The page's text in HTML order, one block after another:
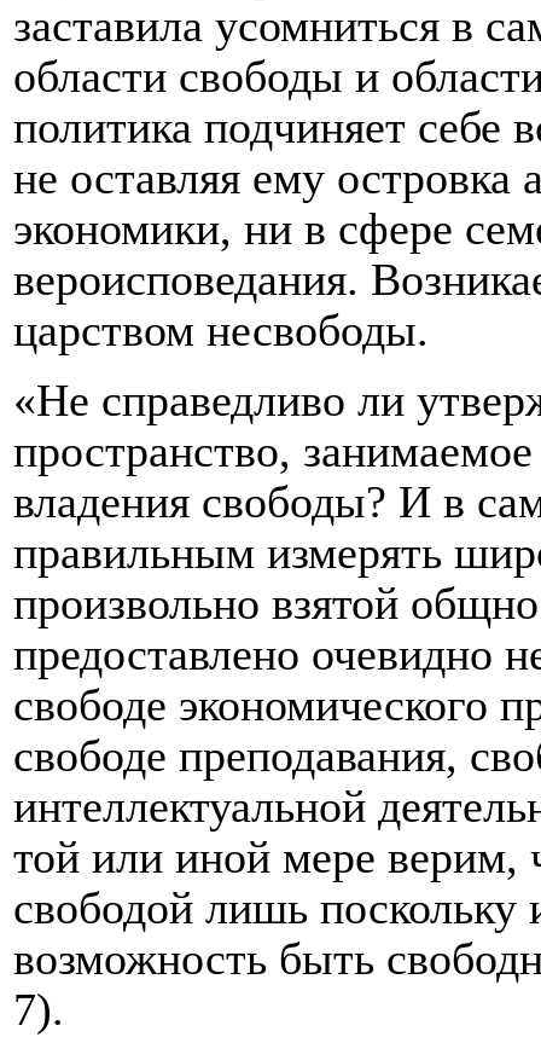
заставила усомниться в
области свободы и
политика подчиняет
не оставляя ему
экономики, ни в сфере
вероисповедания.
царством несвободы.
«Не справедливо ли
пространство,
владения свободы? И в
правильным измерять
произвольно взятой
предоставлено очевидно
свободе экономического
свободе преподавания,
интеллектуальной
той или иной мере верим,
свободой лишь поскольку
возможность быть
7).